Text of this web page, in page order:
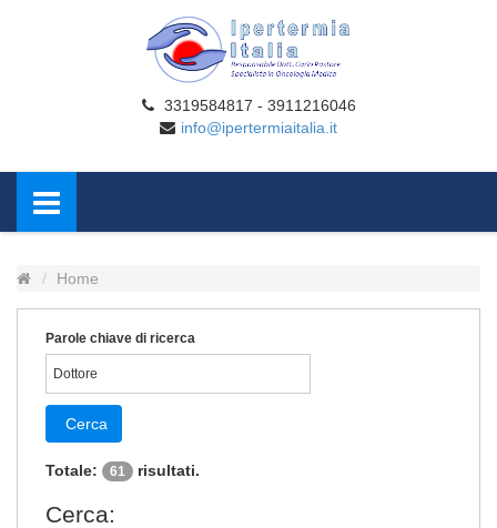
3319584817 - 3911216046
info@ipertermiaitalia.it
Home
Parole chiave di ricerca
Cerca
Totale: 61 risultati.
Cerca: